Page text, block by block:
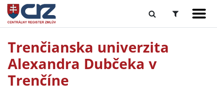
Trenčianska univerzita
Alexandra Dubčeka v
Trenčíne